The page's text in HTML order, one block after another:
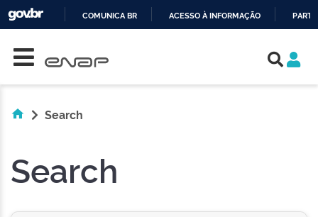
COMUNICA BR ACESSO À INFORMAÇÃO
Search
Search